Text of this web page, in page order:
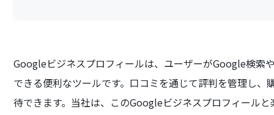
Googleビジネスプロフィールは、ユーザーがGoogle検索
できる便利なツールです。口コミを通じて評判を管理し
待できます。当社は、このGoogleビジネスプロフィール